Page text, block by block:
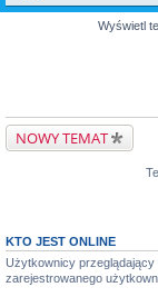
Wyświetl
NOWY TEMAT
KTO JEST ONLINE
Użytkownicy przeglądający
zarejestrowanego